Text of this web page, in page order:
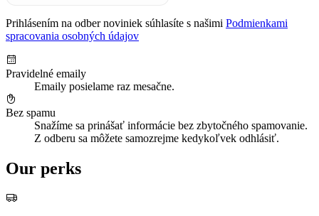
Prihlásením na odber noviniek súhlasíte s našimi Podmienkami
spracovania osobných údajov
Pravidelné emaily
Emaily posielame raz mesačne.
Bez spamu
Snažíme sa prinášať informácie bez zbytočného spamovanie.
Z odberu sa môžete samozrejme kedykoľvek odhlásiť.
Our perks